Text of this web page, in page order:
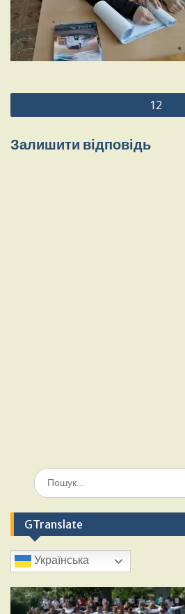
Навігація
записів
12
Залишити відповідь
Шукати:
GTranslate
Українська